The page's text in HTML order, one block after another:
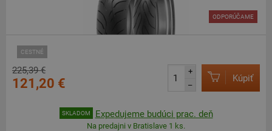
CESTNÉ
ODPORÚČAME
225,39 €
121,20 €
+
–
Kúpiť
SKLADOM Expedujeme budúci prac. deň
Na predajni v Bratislave 1 ks.